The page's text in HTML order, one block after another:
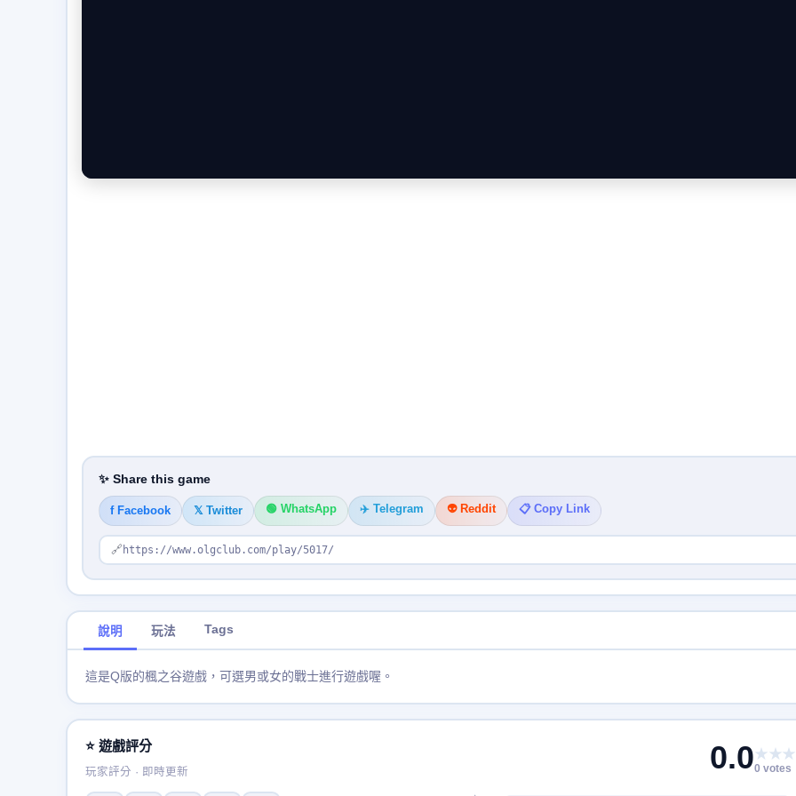
✨ Share this game
f Facebook 𝕏 Twitter 🟢 WhatsApp ✈️ Telegram 👽 Reddit 📋 Copy Link
🔗 https://www.olgclub.com/play/5017/
說明 玩法 Tags
這是Q版的楓之谷遊戲，可選男或女的戰士進行遊戲喔。
⭐ 遊戲評分
玩家評分 · 即時更新 0.00 votes